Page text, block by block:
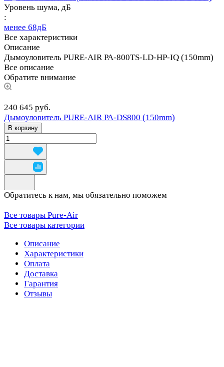
Уровень шума, дБ
:
менее 68дБ
Все характеристики
Описание
Дымоуловитель PURE-AIR PA-800TS-LD-HP-IQ (150mm)
Все описание
Обратите внимание
240 645 руб.
Дымоуловитель PURE-AIR PA-DS800 (150mm)
В корзину
Обратитесь к нам, мы обязательно поможем
Все товары Pure-Air
Все товары категории
Описание
Характеристики
Оплата
Доставка
Гарантия
Отзывы